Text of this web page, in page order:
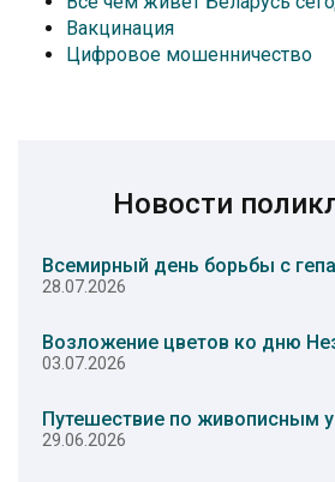
Вакцинация
Цифровое мошенничество
Новости
Всемирный день борьбы с
28.07.2026
Возложение цветов ко дню
03.07.2026
Путешествие по живописным
29.06.2026